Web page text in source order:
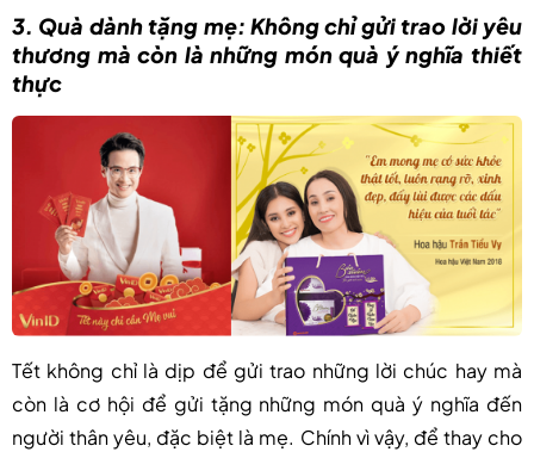
3. Quà dành tặng mẹ: Không chỉ gửi trao lời yêu
thương mà còn là những món quà ý nghĩa thiết
thực
Tết không chỉ là dịp để gửi trao những lời chúc hay mà
còn là cơ hội để gửi tặng những món quà ý nghĩa đến
người thân yêu, đặc biệt là mẹ. Chính vì vậy, để thay cho